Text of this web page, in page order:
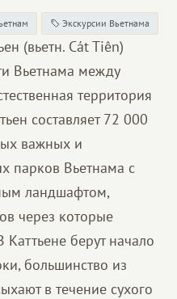
Экскурсии Вьетнама
(вьетн. Cát Tiên)
Вьетнама между
территория
составляет 72 000
важных и
парков Вьетнама с
ландшафтом,
через которые
берут начало
большинство из
в течение сухого